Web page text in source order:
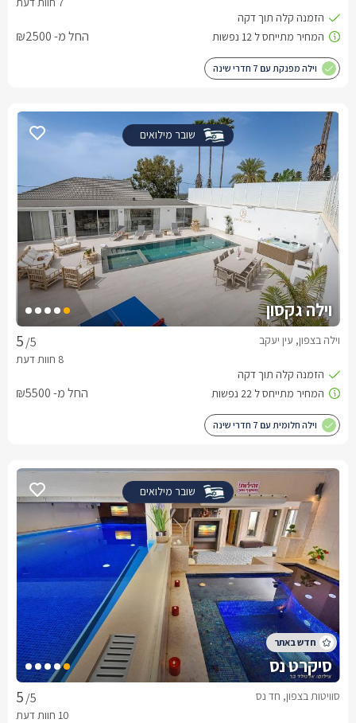
החל מ- ₪2500
וילה מפנקת עם 7 חדרי שינה
שובר מילואים
וילה גקסון
/5 וילה בצפון, עין יעקב
החל מ- ₪5500
וילה חלומית עם 7 חדרי שינה
שובר מילואים
סיקרט נס
/5 סוויטות בצפון, חד נס